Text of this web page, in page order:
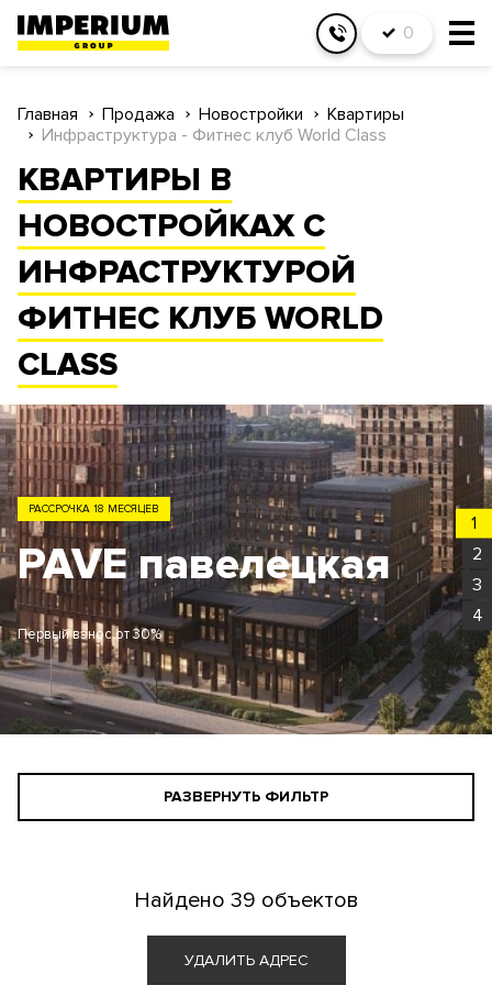
0
Главная Продажа Новостройки
Квартиры
Инфраструктура - Фитнес клуб World Class
КВАРТИРЫ В
НОВОСТРОЙКАХ С
ИНФРАСТРУКТУРОЙ
ФИТНЕС КЛУБ WORLD
CLASS
1
2
3
4
РАССРОЧКА 18 МЕСЯЦЕВ
PAVE павелецкая
Первый взнос от 30%
РАЗВЕРНУТЬ ФИЛЬТР
Найдено 39 объектов
УДАЛИТЬ АДРЕС